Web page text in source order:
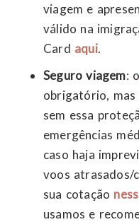
viagem e
válido na
Card aqui.
Seguro viagem: o
obrigatório, mas
sem essa
emergências
caso haja
voos atrasados/
sua cotação
usamos e